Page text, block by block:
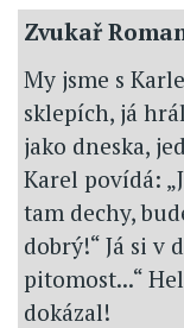
Zvukař
My jsme s
sklepích, já
jako dneska,
Karel povídá:
tam dechy,
dobrý!“ Já si v
pitomost...“
dokázal!